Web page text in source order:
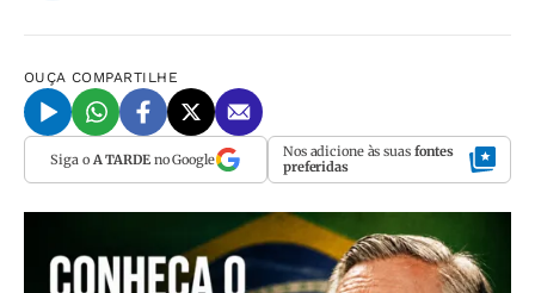
OUÇA COMPARTILHE
Siga o A TARDEno Google Nos adicione às suas fontes
preferidas